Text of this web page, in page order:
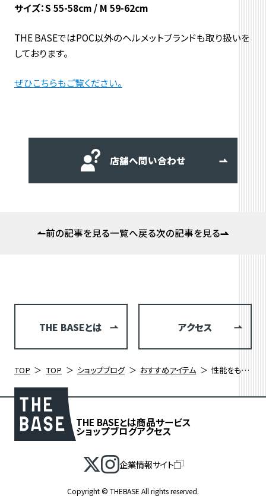
サイズ：S 55-58cm / M 59-62cm
THE BASEではPOC以外のヘルメットブランドも取り扱いを
しております。
ぜひこちらもご覧ください。
店舗へ問い合わせ
前の記事を見る一覧へ戻る次の記事を見る
THE BASEとは アクセス
TOP TOP ショップブログ おすすめアイテム 性能をも包括するPOCのデザイン哲学とは POC VENTRAL LITE
THE BASEとは商品サービス
ショップブログアクセス
企業情報サイト
Copyright © THEBASE All rights reserved.